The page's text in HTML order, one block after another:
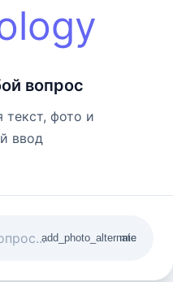
вопрос
фото и
ввод
add_photo_alternate
mic